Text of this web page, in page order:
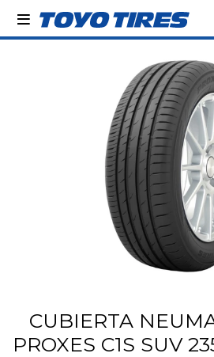

CUBIERTA
PROXES C1S SUV